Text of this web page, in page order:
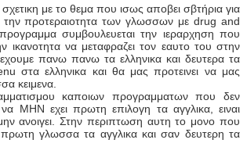
με το θεμα που ισως αποβει σβτήρια για
προτεραιοτητα των γλωσσων με drug and
συμβουλευεται την ιεραρχηση που
ικανοτητα να μεταφραζει τον εαυτο του στην
πανω πανω τα ελληνικα και δευτερα τα
στα ελληνικα και θα μας προτεινει να μας
κειμενα.
καποιων προγραμματων που δεν
ΜΗΝ εχει πρωτη επιλογη τα αγγλικα, ειναι
ανοιγει. Στην περιπτωση αυτη το μονο που
πρωτη γλωσσα τα αγγλικα και σαν δευτερη τα